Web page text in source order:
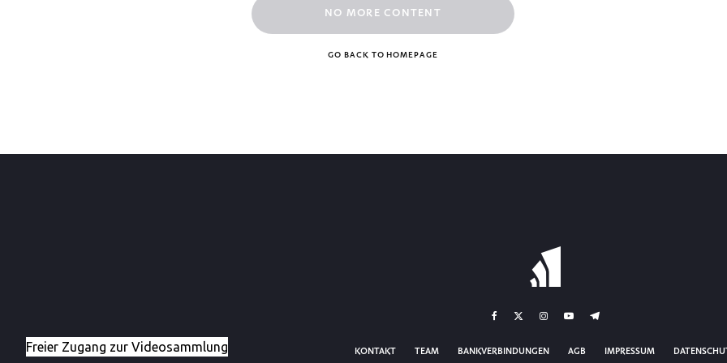
NO MORE CONTENT
GO BACK TO HOMEPAGE
KONTAKT TEAM BANKVERBINDUNGEN AGB IMPRESSUM